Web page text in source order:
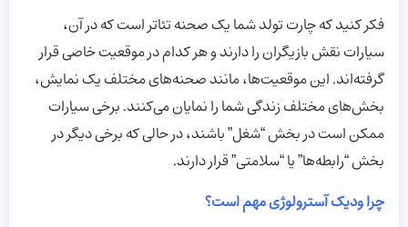
فکر کنید که چارت تولد شما یک صحنه تئاتر است که در آن،
سیارات نقش بازیگران را دارند و هر کدام در موقعیت خاصی قرار
گرفته‌اند. این موقعیت‌ها، مانند صحنه‌های مختلف یک نمایش،
بخش‌های مختلف زندگی شما را نمایان می‌کنند. برخی سیارات
ممکن است در بخش “شغل” باشند، در حالی که برخی دیگر در
بخش “رابطه‌ها” یا “سلامتی” قرار دارند.
چرا ودیک آسترولوژی مهم است؟